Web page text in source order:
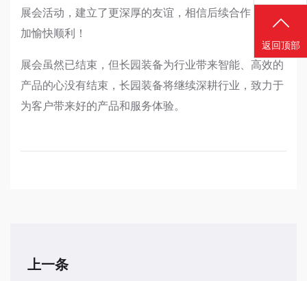
展会活动，建立了更深厚的友谊，相信后续合作，会更
加愉快顺利！
展会虽然已结束，但长园装备为行业带来智能、高效的
产品的心没有结束，长园装备将继续深耕行业，致力于
为客户带来好的产品和服务体验。
上一条
返回顶部